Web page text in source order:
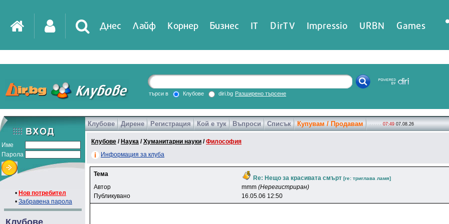
Днес Лайф Корнер Бизнес IT DirTV Impressio URBN Games
търси в Клубове diri.bg Разширено търсене
Име
Парола
• Нов потребител
• Забравена парола
Клубове
Клубове Дирене Регистрация Кой е тук Въпроси Списък Купувам / Продавам 07:49 07.08.26
Клубове / Наука /Хуманитарни науки /Философия
Информация за клуба
Тема
Re: Нещо за красивата смърт [re: тpиrлaвa лaмя]
Автор mmm (Нерегистриран)
Публикувано
16.05.06 12:50